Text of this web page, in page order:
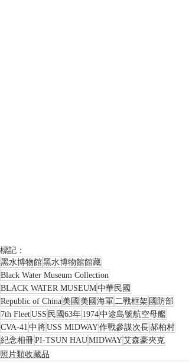
標記：
黑水博物館黑水博物館館藏
Black Water Museum Collection
BLACK WATER MUSEUM中華民國
Republic of China 美國 美國海軍 二戰框架 國防部
7th FleetUSS 民國63年 1974中途島號航空母艦
CVA-41 中將USS MIDWAY作戰參謀次長郝柏村
紀念相冊PI-TSUN HAUMIDWAY艾森豪夾克
照片類收藏品